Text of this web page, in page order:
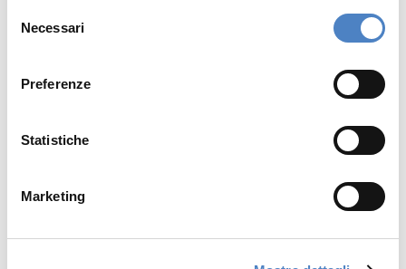
Necessari
Preferenze
Statistiche
Marketing
SCARICA